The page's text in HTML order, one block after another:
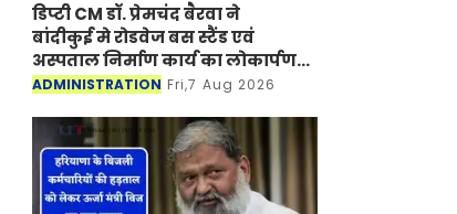
डिप्टी CM डॉ. प्रेमचंद बैरवा ने
बांदीकुई मे रोडवेज बस स्टैंड एवं
अस्पताल निर्माण कार्य का लोकार्पण-
शिलान्यास किया
ADMINISTRATION Fri,7 Aug 2026